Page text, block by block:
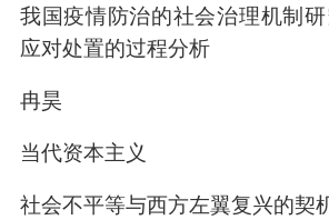
我国疫情防治的社会治理机制
应对处置的过程分析
冉昊
当代资本主义
社会不平等与西方左翼复兴的契